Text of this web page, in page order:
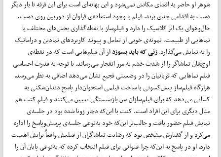
شوهر او حاضر به افشای مکانش نمی‌شود و این بهانه‌ای است برای این فرقه تا بار دیگر
دست به اقدامی جدی بزند. فیلم با وجود استفاده‌ی فراوان از دوربین روی دست،
حال‌وهوای یک اثر کلاسیک را دارد و فیلم‌ساز با نقطه‌گذاری بخش‌های مختلف با
نماهایی از طبیعت، نمونه‌ی خوبی از تعامل و پیوند کاربردهای نمادین و دراماتیک
را به نمایش می‌گذارد.زنی که باید بسوزداز آن فیلم‌هایی است که در نقطه‌ی
اوج‌شان تماشاگر را از شدت خشم به مرز انفجار می‌رساند. با توجه به قدرت احساسی
فیلم نماهایی که قربانیان را در وضعیتی فجیع نشان می‌دهد اضافی به نظر می‌رسد.
هرازگاه فیلم‌ساز پیش‌کسوتی با ساخت فیلمی استخوان‌دار پاسخ دندان‌شکنی به
کسانی می‌دهد که برای فیلم‌سازان سن بازنشستگی تعیین می‌کنند و فیلم کنت هم
مثال دیگری برای این افراد است. کنت با این‌که دچار زونا شده بود در جلسه‌ی
نمایش فیلم حضور یافت و جالب‌تر این‌که خود به‌نوعی جلسه‌ی پرسش‌وپاسخ را اداره
می‌کرد و از گفتارش مشخص بود که رضایت تماشاگران از فیلمش واقعاً برایش اهمیت
دارد. او در پاسخ به این‌که چرا عنوانی برای فیلم انتخاب کرده که به‌نوعی پایان آن را